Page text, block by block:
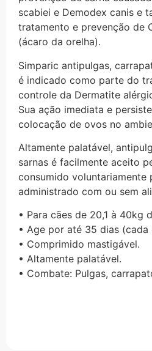
scabiei e Demodex canis e
tratamento e prevenção de
(ácaro da orelha).
Simparic antipulgas,
é indicado como parte do
controle da Dermatite
Sua ação imediata e
colocação de ovos no
Altamente palatável,
sarnas é facilmente aceito
consumido voluntariamente
administrado com ou sem
• Para cães de 20,1 à 40kg
• Age por até 35 dias
• Comprimido mastigável.
• Altamente palatável.
• Combate: Pulgas,